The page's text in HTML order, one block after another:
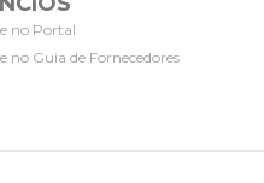
no Portal
no Guia de Fornecedores